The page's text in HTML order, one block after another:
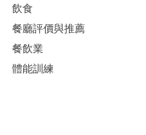
飲食
餐廳評價與推薦
餐飲業
體能訓練